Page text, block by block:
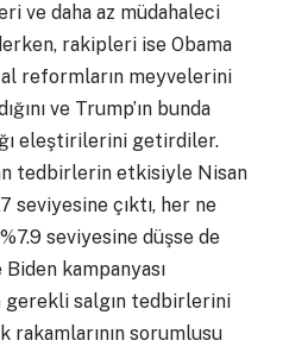
ve daha az müdahaleci
rakipleri ise Obama
reformların meyvelerini
ve Trump’ın bunda
eleştirilerini getirdiler.
tedbirlerin etkisiyle Nisan
seviyesine çıktı, her ne
seviyesine düşse de
kampanyası
gerekli salgın tedbirlerini
rakamlarının sorumlusu